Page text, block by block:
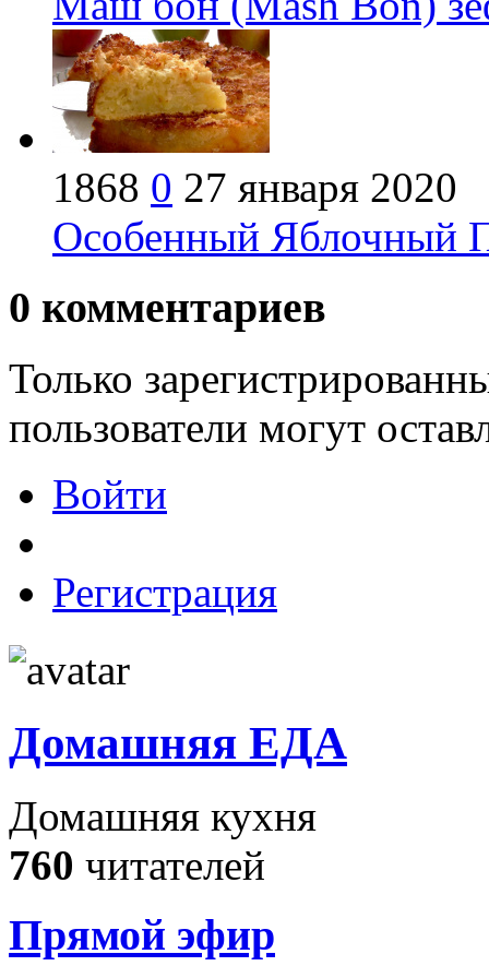
1868 0 27 января 2020
Особенный Яблочный
0 комментариев
Только
пользователи могут
Войти
Регистрация
Домашняя ЕДА
Домашняя кухня
760 читателей
Прямой эфир